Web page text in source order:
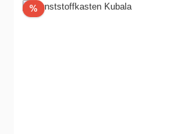
%Rabatt